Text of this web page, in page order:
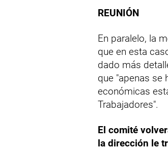
REUNIÓN
En paralelo, la
que en esta
dado más
que "apenas se
económicas
Trabajadores".
El comité
la dirección le